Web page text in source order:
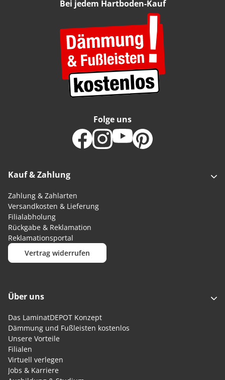
Bei jedem Hartboden-Kauf
Kauf & Zahlung
Zahlung & Zahlarten
Versandkosten & Lieferung
Filialabholung
Rückgabe & Reklamation
Reklamationsportal
Vertrag widerrufen
Folge uns
Über uns
Das LaminatDEPOT Konzept
Dämmung und Fußleisten kostenlos
Unsere Vorteile
Filialen
Virtuell verlegen
Jobs & Karriere